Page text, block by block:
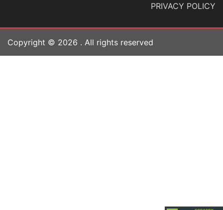
PRIVACY POLICY
Copyright © 2026 . All rights reserved